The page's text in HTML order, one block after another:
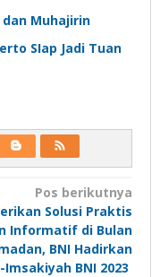
Muhajirin
SIap Jadi Tuan
Pos berikutnya
Solusi Praktis
Informatif di Bulan
BNI Hadirkan
Imsakiyah BNI 2023